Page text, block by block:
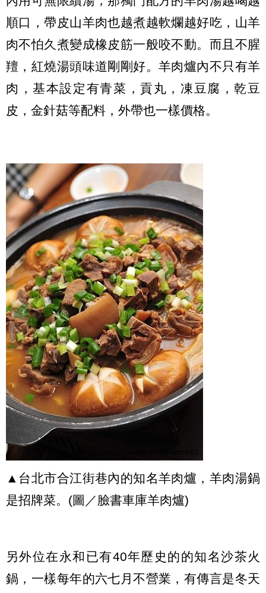
順口，帶皮山羊肉也越煮越軟爛越好吃，山羊
肉不怕久煮變成橡皮筋一般咬不動。而且不腥
羶，紅燒湯頭味道剛剛好。羊肉爐內不只有羊
肉，基本設定有青菜，貢丸，凍豆腐，乾豆
皮，金針菇等配料，外帶也一樣價格。
▲台北市合江街巷內的知名羊肉爐，羊肉湯鍋
是招牌菜。(圖／臉書車庫羊肉爐)
另外位在永和已有40年歷史的的知名沙茶火
鍋，一樣每年的六七月不營業，有傳言是冬天